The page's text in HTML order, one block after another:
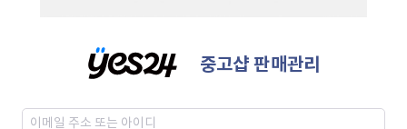
중고샵 판매관리